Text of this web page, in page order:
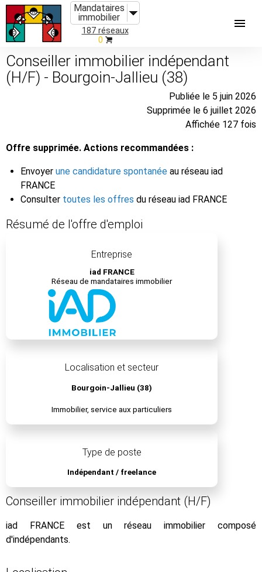
Mandataires
immobilier
187 réseaux
0
Conseiller immobilier indépendant
(H/F) - Bourgoin-Jallieu (38)
Publiée le 5 juin 2026
Supprimée le 6 juillet 2026
Affichée 127 fois
Offre supprimée. Actions recommandées :
Envoyer une candidature spontanée au réseau iad
FRANCE
Consulter toutes les offres du réseau iad FRANCE
Résumé de l'offre d'emploi
Entreprise
iad FRANCE
Réseau de mandataires immobilier
Localisation et secteur
Bourgoin-Jallieu (38)
Immobilier, service aux particuliers
Type de poste
Indépendant / freelance
Conseiller immobilier indépendant (H/F)
iad FRANCE est un réseau immobilier composé
d'indépendants.